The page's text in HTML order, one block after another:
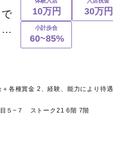
10万円 30万円
小計歩合
60~85%
各種賞金 2、経験、能力により待遇
目５−７ ストーク21 6階 7階